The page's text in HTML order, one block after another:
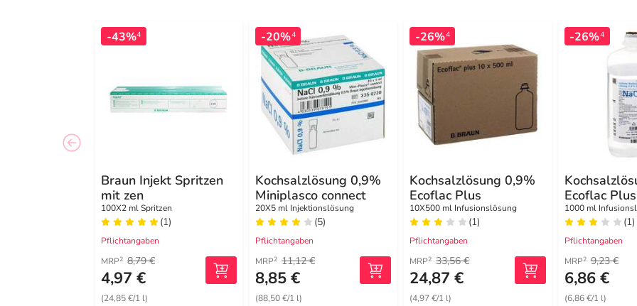
-43%4
Braun Injekt Spritzen
mit zen
100X2 ml Spritzen
(1)
Pflichtangaben
MRP2 8,79 €
4,97 €
(24,85 €/1 l)
-20%4
Kochsalzlösung 0,9%
Miniplasco connect
20X5 ml Injektionslösung
(5)
Pflichtangaben
MRP2 11,12 €
8,85 €
(88,50 €/1 l)
-26%4
Kochsalzlösung 0,9%
Ecoflac Plus
10X500 ml Infusionslösung
(1)
Pflichtangaben
MRP2 33,56 €
24,87 €
(4,97 €/1 l)
-26%4
Ecoflac Plus
1000 ml
(1)
Pflichtangaben
MRP2 9,23 €
6,86 €
(6,86 €/1 l)